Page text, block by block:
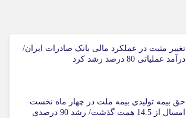
تغییر مثبت در عملکرد مالی بانک صادرات ایران/
درآمد عملیاتی 80 درصد رشد کرد
حق بیمه تولیدی بیمه ملت در چهار ماه نخست
امسال از 14.5 همت گذشت/ رشد 90 درصدی